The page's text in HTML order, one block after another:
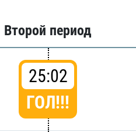
Второй период
25:02
ГОЛ!!!